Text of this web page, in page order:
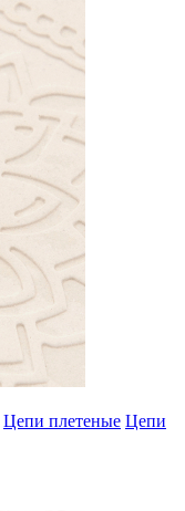
Цепи плетеные Цепи